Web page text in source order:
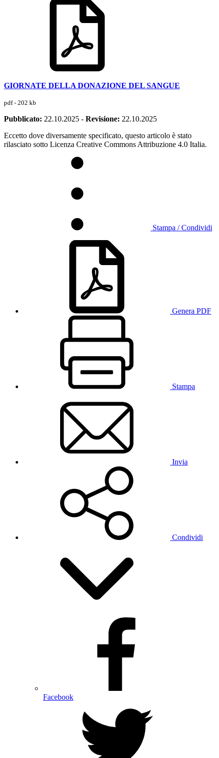
GIORNATE DELLA DONAZIONE DEL SANGUE
pdf - 202 kb
Pubblicato: 22.10.2025 - Revisione: 22.10.2025
Eccetto dove diversamente specificato, questo articolo è stato
rilasciato sotto Licenza Creative Commons Attribuzione 4.0 Italia.
Stampa / Condividi
Genera PDF
Stampa
Invia
Condividi
Facebook